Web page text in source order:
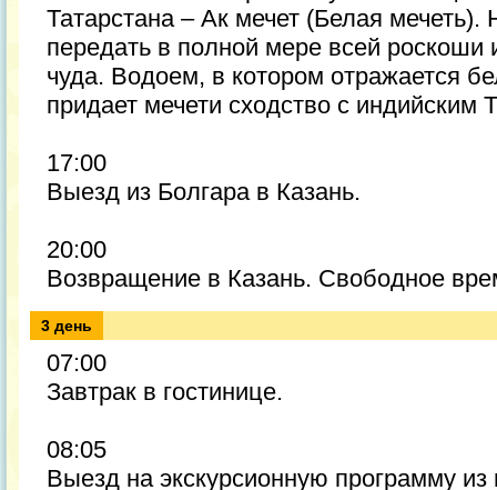
Татарстана – Ак мечет (Белая
передать в полной мере всей роскоши
чуда. Водоем, в котором отражается
придает мечети сходство с
17:00
Выезд из Болгара в Казань.
20:00
Возвращение в Казань. Свободное
3 день
07:00
Завтрак в гостинице.
08:05
Выезд на экскурсионную программу